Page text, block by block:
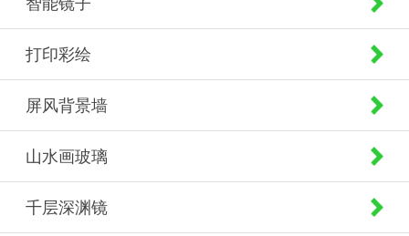
打印彩绘
屏风背景墙
山水画玻璃
千层深渊镜